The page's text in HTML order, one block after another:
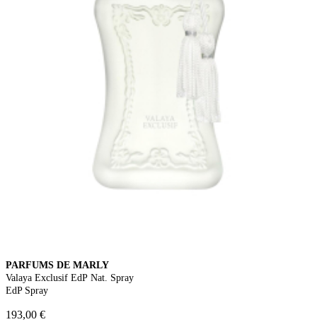
PARFUMS DE MARLY
Valaya Exclusif EdP Nat. Spray
EdP Spray
193,00 €